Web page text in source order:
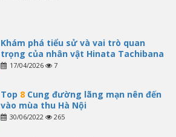
Khám phá tiểu sử và vai trò quan
trọng của nhân vật Hinata Tachibana
17/04/2026 7
Top 8Cung đường lãng mạn nên đến
vào mùa thu Hà Nội
30/06/2022 265